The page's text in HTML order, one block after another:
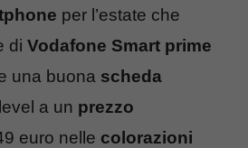
per l’estate che
di Vodafone Smart prime
una buona scheda
a un prezzo
euro nelle colorazioni